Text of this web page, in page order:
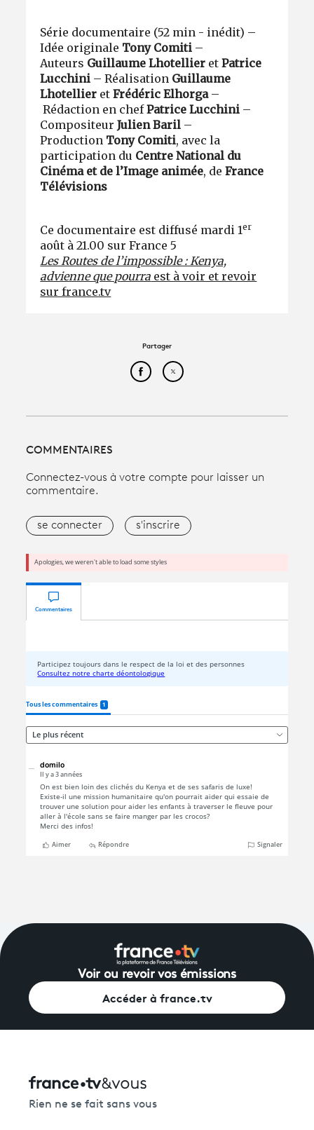
Série documentaire (52 min - inédit) –
Idée originale Tony Comiti –
Auteurs Guillaume Lhotellier etPatrice
Lucchini – Réalisation Guillaume
Lhotellier etFrédéric Elhorga–
Rédaction en chefPatrice Lucchini –
CompositeurJulien Baril –
Production Tony Comiti, avec la
participation du Centre National du
Cinéma et de l’Image animée, deFrance
Télévisions
Ce documentaire est diffusé mardi 1er
août à 21.00 sur France 5
Les Routes de l’impossible : Kenya,
advienne que pourra est à voir et revoir
sur france.tv
Partager
Partager cet article sur
Partager cet article sur
COMMENTAIRES
Connectez-vous à votre compte pour laisser un
commentaire.
se connecter s'inscrire
Voir ou revoir vos émissions
Accéder à france.tv
Rien ne se fait sans vous